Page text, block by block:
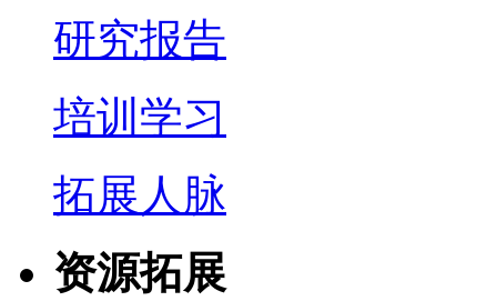
研究报告
培训学习
拓展人脉
资源拓展